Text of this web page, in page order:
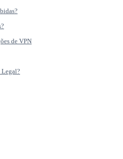
de VPN
Legal?